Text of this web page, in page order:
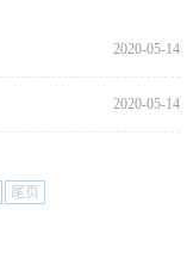
2020-05-14
2020-05-14
尾页